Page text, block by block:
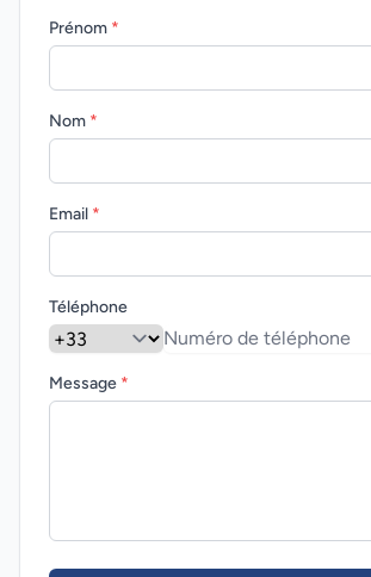
Prénom *
Nom *
Email *
Téléphone
Message *